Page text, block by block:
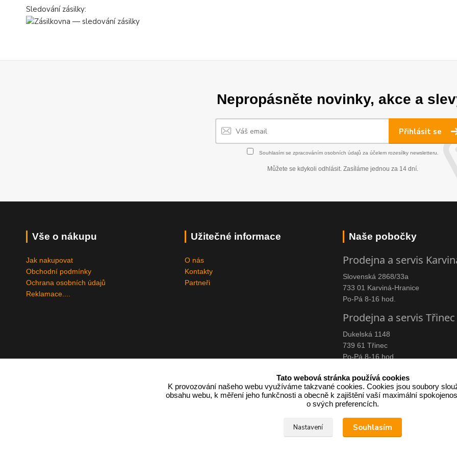
Sledování zásilky:
Nepropásněte novinky, akce a
Přihlásit se
Souhlasím se zpracováním osobních údajů za účelem rozesílky newsletteru.
Můžete se kdykoli odhlásit. Zasíláme jednou za 14 dní.
Vše o nákupu
Jak nakupovat
Obchodní podmínky
Ochrana osobních údajů
Reklamace....
Užitečné informace
O nás
Kontakty
Partneři
Naše pobočky
Prodejna a servis
Slovenská 2868/33a
733 01 Karviná-Hranice
Po-Pá 8-16 hod.
Prodejna a servis Třinec
Dukelská 1148
739 61 Třinec
Po-Pá 8-16 hod.
Zároveň je povinen zaevidovat přijatou tržbu u správce daně online; v případě technického výpadku pak nejpozději do 48 hodin.
Tato webová stránka používá cookies
K provozování našeho webu využíváme takzvané cookies. Cookies jsou soubory
obsahu webu, k měření jeho funkčnosti a obecně k zajištění vaší maximální
o svých preferencích.
Nastavení Souhlasím